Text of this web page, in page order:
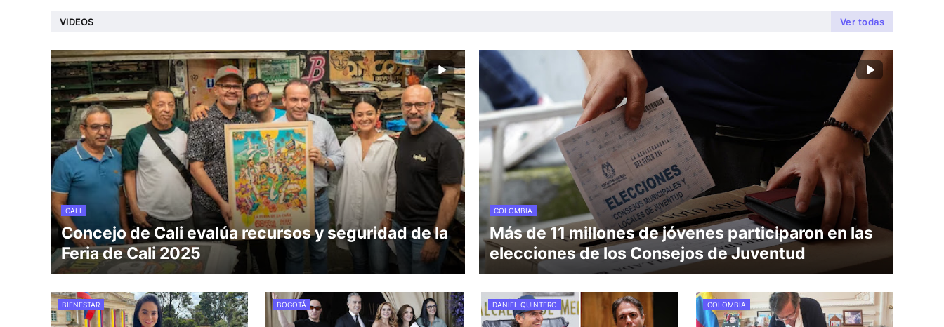
VIDEOS Ver todas
CALI
Concejo de Cali evalúa recursos y seguridad de la
Feria de Cali 2025
COLOMBIA
Más de 11 millones de jóvenes participaron en las
elecciones de los Consejos de Juventud
BIENESTAR BOGOTÁ DANIEL QUINTERO COLOMBIA